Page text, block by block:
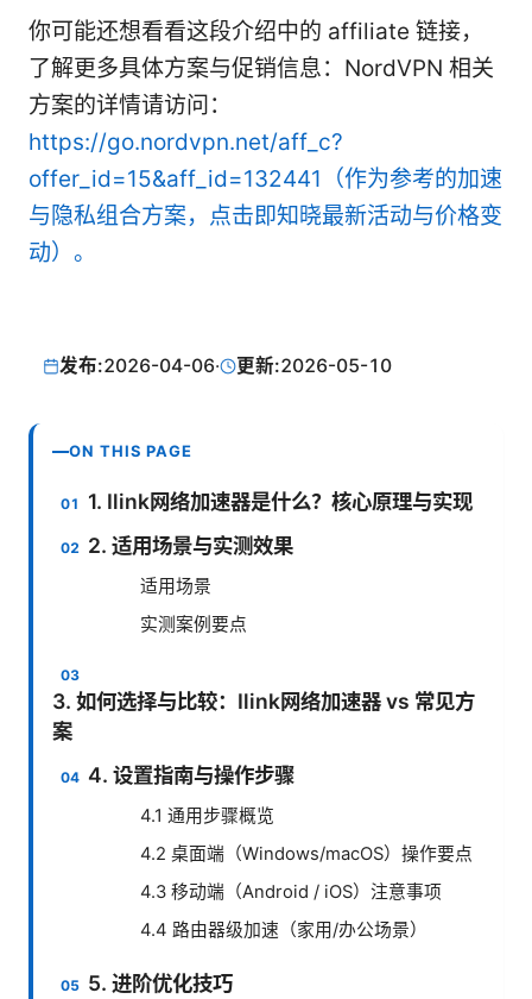
你可能还想看看这段介绍中的 affiliate 链接，
了解更多具体方案与促销信息：NordVPN 相关
方案的详情请访问：
https://go.nordvpn.net/aff_c?
offer_id=15&aff_id=132441（作为参考的加速
与隐私组合方案，点击即知晓最新活动与价格变
动）。
发布:2026-04-06· 更新:2026-05-10
ON THIS PAGE
1. Ilink网络加速器是什么？核心原理与实现
2. 适用场景与实测效果
适用场景
实测案例要点
3. 如何选择与比较：Ilink网络加速器 vs 常见方
案
4. 设置指南与操作步骤
4.1 通用步骤概览
4.2 桌面端（Windows/macOS）操作要点
4.3 移动端（Android / iOS）注意事项
4.4 路由器级加速（家用/办公场景）
5. 进阶优化技巧